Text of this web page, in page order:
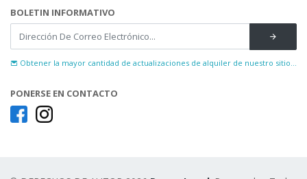
BOLETIN INFORMATIVO
Obtener la mayor cantidad de actualizaciones de alquiler de nuestro sitio...
PONERSE EN CONTACTO